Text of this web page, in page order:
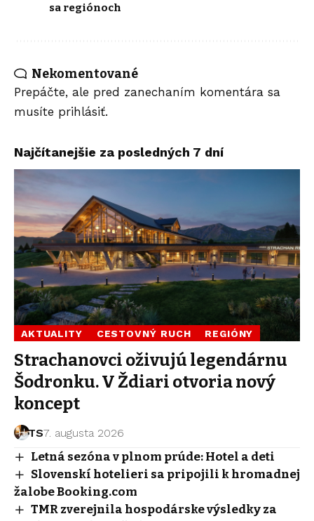
sa regiónoch
Nekomentované
Prepáčte, ale pred zanechaním komentára sa
musíte prihlásiť.
Najčítanejšie za posledných 7 dní
AKTUALITY CESTOVNÝ RUCH REGIÓNY
Strachanovci oživujú legendárnu
Šodronku. V Ždiari otvoria nový
koncept
TS7. augusta 2026
Letná sezóna v plnom prúde: Hotel a deti
Slovenskí hotelieri sa pripojili k hromadnej
žalobe Booking.com
TMR zverejnila hospodárske výsledky za